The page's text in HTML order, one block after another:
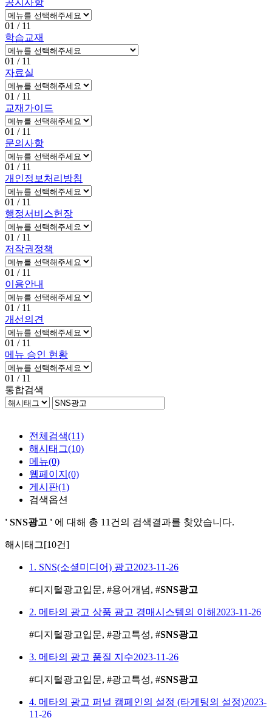
01 / 11
학습교재
01 / 11
자료실
01 / 11
교재가이드
01 / 11
문의사항
01 / 11
개인정보처리방침
01 / 11
행정서비스헌장
01 / 11
저작권정책
01 / 11
이용안내
01 / 11
개선의견
01 / 11
메뉴 승인 현황
01 / 11
통합검색
전체검색(11)
해시태그(10)
메뉴(0)
웹페이지 (0)
게시판(1)
검색옵션
' SNS광고 ' 에 대해 총 11건 의 검색결과를 찾았습니다.
해시태그[10건]
1. SNS(소셜미디어) 광고2023-11-26
#디지털광고입문, #용어개념, #SNS광고
2. 메타의 광고 상품 광고 경매시스템의 이해 2023-11-26
#디지털광고입문, #광고특성, #SNS광고
3. 메타의 광고 품질 지수2023-11-26
#디지털광고입문, #광고특성, #SNS광고
4. 메타의 광고 퍼널 캠페인의 설정 (타게팅의 설정)2023-
11-26